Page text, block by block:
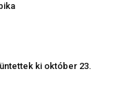
ki október 23.